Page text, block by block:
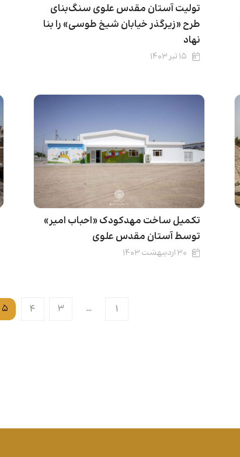
تولیت آستان مقدس علوی سنگ‌بنای
طرح «زیرگذر خیابان شیخ طوسی» را بنا
نهاد
۱۵ تیر ۱۴۰۳
تکمیل ساخت مهدکودک «احباب امیر»
توسط آستان مقدس علوی
۳۰ اردیبهشت ۱۴۰۳
۱ … ۳ ۴ ۵